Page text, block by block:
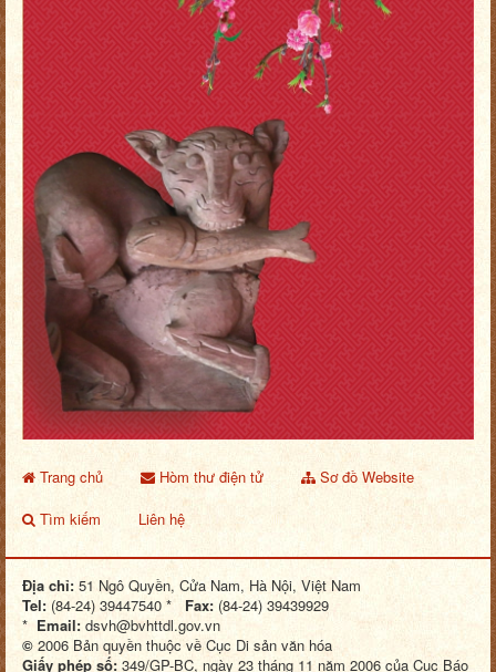
Trang chủ Hòm thư điện tử
Sơ đồ Website
Tìm kiếm
Liên hệ
Địa chỉ: 51 Ngô Quyền, Cửa Nam, Hà Nội, Việt Nam
Tel: (84-24) 39447540 * Fax: (84-24) 39439929
* Email: dsvh@bvhttdl.gov.vn
© 2006 Bản quyền thuộc về Cục Di sản văn hóa
Giấy phép số: 349/GP-BC, ngày 23 tháng 11 năm 2006 của Cục Báo